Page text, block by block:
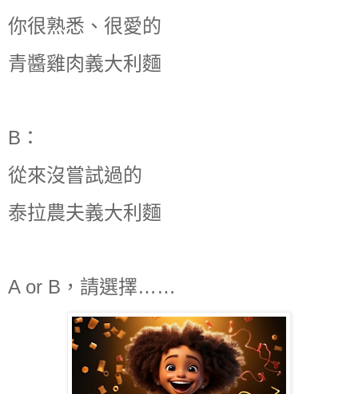
你很熟悉、很愛的
青醬雞肉義大利麵
B：
從來沒嘗試過的
泰拉農夫義大利麵
A or B，請選擇……